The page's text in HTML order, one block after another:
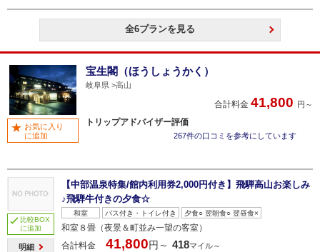
全6プランを見る
宝生閣（ほうしょうかく）
岐阜県 高山
合計料金 41,800 円～
トリップアドバイザー評価
267件の口コミを参考にしています
お気に入り
に追加
比較BOX
に追加
明細
【中部温泉特集/館内利用券2,000円付き】飛騨高山お楽しみ
♪飛騨牛付きの夕食☆
和室 バス付き・トイレ付き 夕食○ 翌朝食○ 翌昼食×
和室８畳（夜景＆町並み一望の客室）
合計料金
41,800円～ 418マイル～